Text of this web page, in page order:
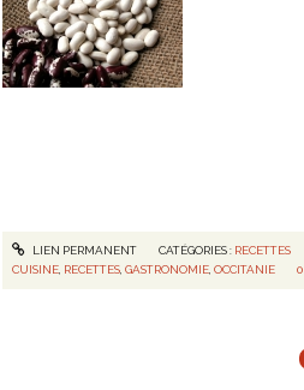
LIEN PERMANENT CATÉGORIES : RECETTES
CUISINE, RECETTES,GASTRONOMIE,OCCITANIE 0